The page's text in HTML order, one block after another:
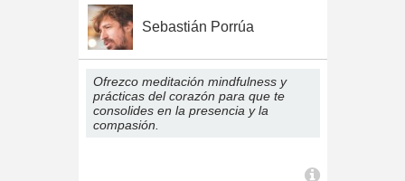
Sebastián Porrúa
Ofrezco meditación mindfulness y
prácticas del corazón para que te
consolides en la presencia y la
compasión.